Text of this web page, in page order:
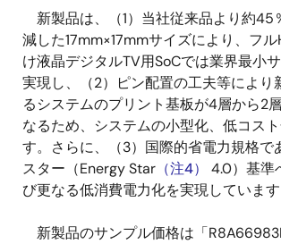
新製品は、（1）当社従来品より約45
減した17mm×17mmサイズにより、フ
け液晶デジタルTV用SoCでは業界最小
実現し、（2）ピン配置の工夫等により
るシステムのプリント基板が4層から2
なるため、システムの小型化、低コス
す。さらに、（3）国際的省電力規格で
スター（Energy Star （注4）
4.0）基準
び更なる低消費電力化を実現しています
新製品のサンプル価格は「